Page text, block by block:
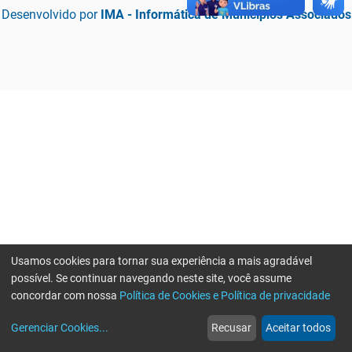
Desenvolvido por IMA - Informática de Municípios Associados
web
Notícias
more_horiz
Mais
Usamos cookies para tornar sua experiência a mais agradável
possível. Se continuar navegando neste site, você assume
concordar com nossa Política de Cookies e Política de privacidade
Gerenciar Cookies... Recusar Aceitar todos
Erro ao enviar informações, por favor tente novamente